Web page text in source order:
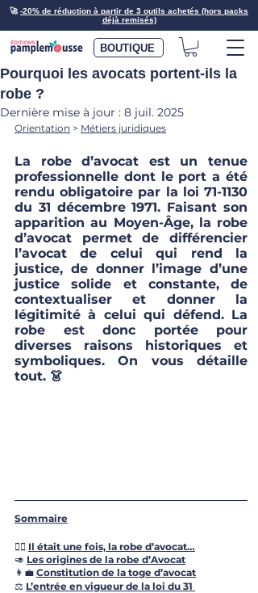
🚀-20% de réduction à partir de 3 outils achetés (hors packs
déjà remisés)
BOUTIQUE
Pourquoi les avocats portent-ils la
robe ?
Dernière mise à jour : 8 juil. 2025
Orientation > Métiers juridiques
La robe d’avocat est un tenue
professionnelle dont le port a été
rendu obligatoire par la loi 71-1130
du 31 décembre 1971. Faisant son
apparition au Moyen-Âge, la robe
d’avocat permet de différencier
l’avocat de celui qui rend la
justice, de donner l’image d’une
justice solide et constante, de
contextualiser et donner la
légitimité à celui qui défend. La
robe est donc portée pour
diverses raisons historiques et
symboliques. On vous détaille
tout. 👗
Sommaire
👩‍⚖️ Il était une fois, la robe d’avocat…
🥑 Les origines de la robe d’Avocat
👩‍💼 Constitution de la toge d’avocat
⚖️ L’entrée en vigueur de la loi du 31